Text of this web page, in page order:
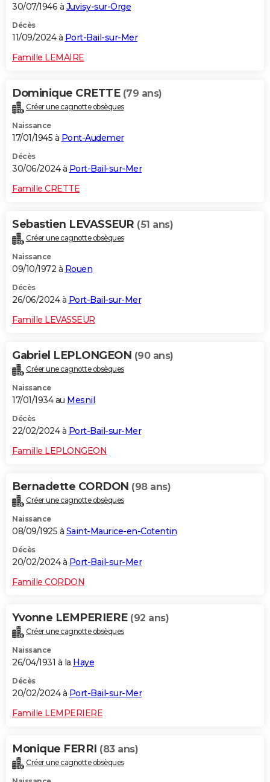
30/07/1946 à Juvisy-sur-Orge
Décès
11/09/2024 à Port-Bail-sur-Mer
Famille LEMAIRE
Dominique CRETTE (79 ans)
Créer une cagnotte obsèques
Naissance
17/01/1945 à Pont-Audemer
Décès
30/06/2024 à Port-Bail-sur-Mer
Famille CRETTE
Sebastien LEVASSEUR (51 ans)
Créer une cagnotte obsèques
Naissance
09/10/1972 à Rouen
Décès
26/06/2024 à Port-Bail-sur-Mer
Famille LEVASSEUR
Gabriel LEPLONGEON (90 ans)
Créer une cagnotte obsèques
Naissance
17/01/1934 au Mesnil
Décès
22/02/2024 à Port-Bail-sur-Mer
Famille LEPLONGEON
Bernadette CORDON (98 ans)
Créer une cagnotte obsèques
Naissance
08/09/1925 à Saint-Maurice-en-Cotentin
Décès
20/02/2024 à Port-Bail-sur-Mer
Famille CORDON
Yvonne LEMPERIERE (92 ans)
Créer une cagnotte obsèques
Naissance
26/04/1931 à la Haye
Décès
20/02/2024 à Port-Bail-sur-Mer
Famille LEMPERIERE
Monique FERRI (83 ans)
Créer une cagnotte obsèques